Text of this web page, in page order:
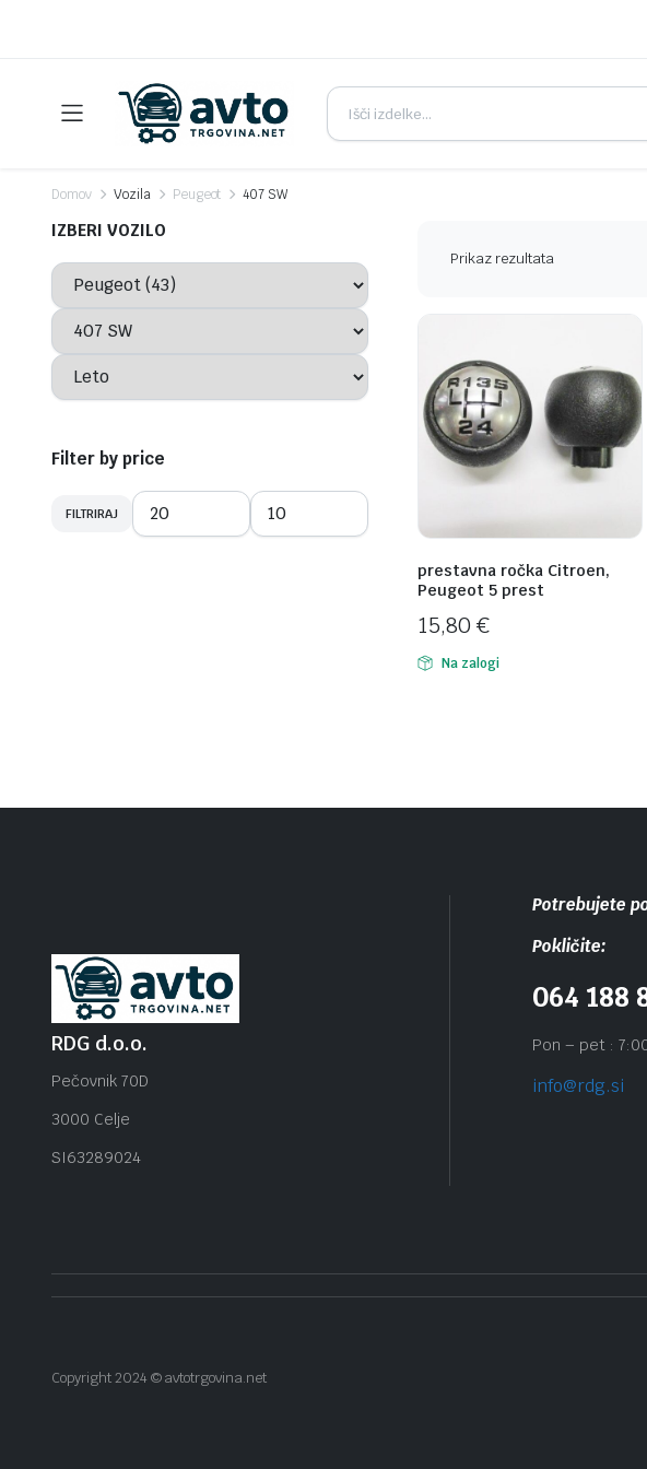
Domov Vozila Peugeot 407 SW
Prikaz rezultata
prestavna ročka Citroen,
Peugeot 5 prest
15,80 €
Na zalogi
IZBERI VOZILO
Filter by price
FILTRIRAJ
RDG d.o.o.
Pečovnik 70D
3000 Celje
SI63289024
Potrebujete
Pokličite:
064 188
Pon – pet :
info@rdg.si
Copyright 2024 © avtotrgovina.net